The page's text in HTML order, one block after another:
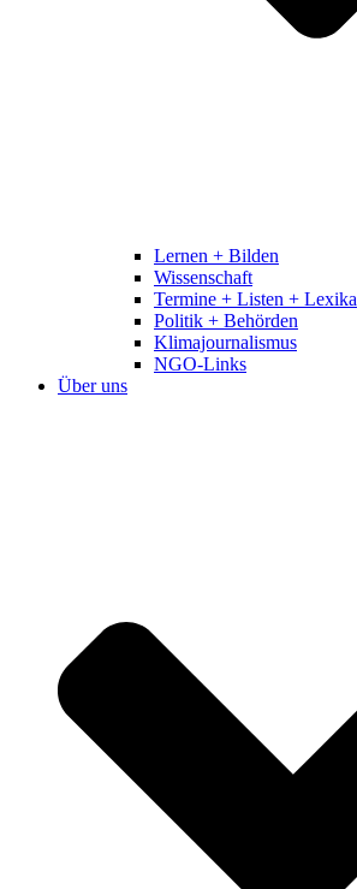
Lernen + Bilden
Wissenschaft
Termine + Listen + Lexika
Politik + Behörden
Klimajournalismus
NGO-Links
Über uns